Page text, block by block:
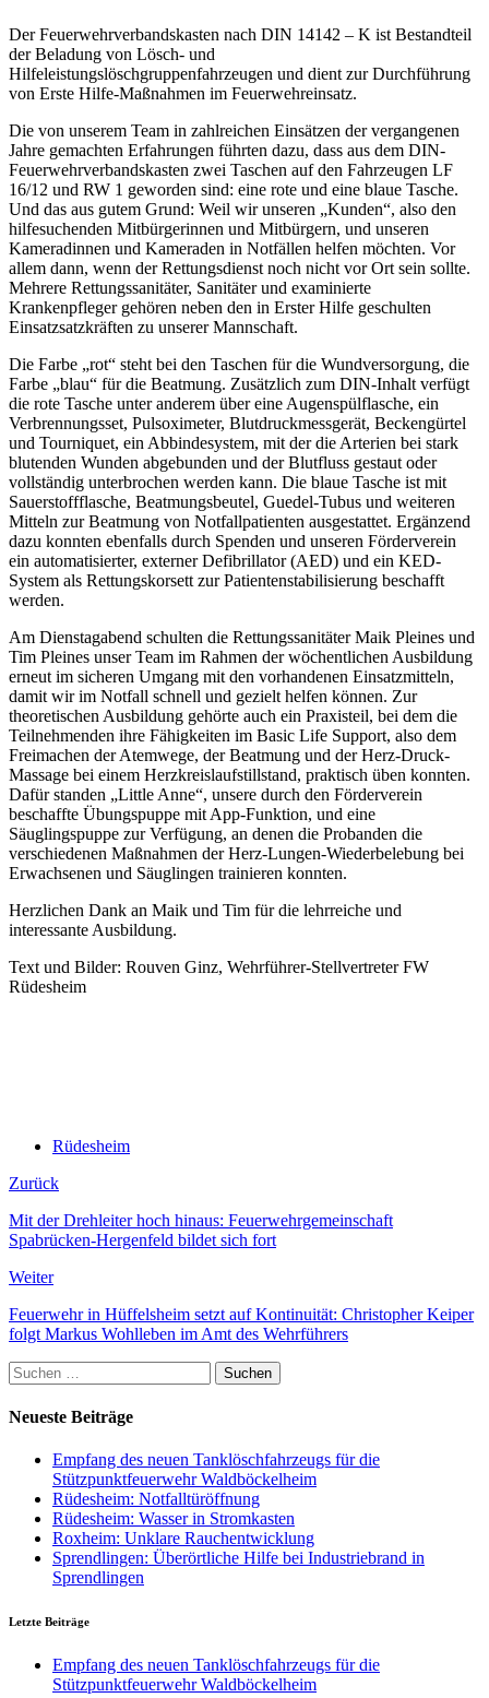
Der Feuerwehrverbandskasten nach DIN 14142 – K ist Bestandteil
der Beladung von Lösch- und
Hilfeleistungslöschgruppenfahrzeugen und dient zur Durchführung
von Erste Hilfe-Maßnahmen im Feuerwehreinsatz.
Die von unserem Team in zahlreichen Einsätzen der vergangenen
Jahre gemachten Erfahrungen führten dazu, dass aus dem DIN-
Feuerwehrverbandskasten zwei Taschen auf den Fahrzeugen LF
16/12 und RW 1 geworden sind: eine rote und eine blaue Tasche.
Und das aus gutem Grund: Weil wir unseren „Kunden“, also den
hilfesuchenden Mitbürgerinnen und Mitbürgern, und unseren
Kameradinnen und Kameraden in Notfällen helfen möchten. Vor
allem dann, wenn der Rettungsdienst noch nicht vor Ort sein sollte.
Mehrere Rettungssanitäter, Sanitäter und examinierte
Krankenpfleger gehören neben den in Erster Hilfe geschulten
Einsatzsatzkräften zu unserer Mannschaft.
Die Farbe „rot“ steht bei den Taschen für die Wundversorgung, die
Farbe „blau“ für die Beatmung. Zusätzlich zum DIN-Inhalt verfügt
die rote Tasche unter anderem über eine Augenspülflasche, ein
Verbrennungsset, Pulsoximeter, Blutdruckmessgerät, Beckengürtel
und Tourniquet, ein Abbindesystem, mit der die Arterien bei stark
blutenden Wunden abgebunden und der Blutfluss gestaut oder
vollständig unterbrochen werden kann. Die blaue Tasche ist mit
Sauerstoffflasche, Beatmungsbeutel, Guedel-Tubus und weiteren
Mitteln zur Beatmung von Notfallpatienten ausgestattet. Ergänzend
dazu konnten ebenfalls durch Spenden und unseren Förderverein
ein automatisierter, externer Defibrillator (AED) und ein KED-
System als Rettungskorsett zur Patientenstabilisierung beschafft
werden.
Am Dienstagabend schulten die Rettungssanitäter Maik Pleines und
Tim Pleines unser Team im Rahmen der wöchentlichen Ausbildung
erneut im sicheren Umgang mit den vorhandenen Einsatzmitteln,
damit wir im Notfall schnell und gezielt helfen können. Zur
theoretischen Ausbildung gehörte auch ein Praxisteil, bei dem die
Teilnehmenden ihre Fähigkeiten im Basic Life Support, also dem
Freimachen der Atemwege, der Beatmung und der Herz-Druck-
Massage bei einem Herzkreislaufstillstand, praktisch üben konnten.
Dafür standen „Little Anne“, unsere durch den Förderverein
beschaffte Übungspuppe mit App-Funktion, und eine
Säuglingspuppe zur Verfügung, an denen die Probanden die
verschiedenen Maßnahmen der Herz-Lungen-Wiederbelebung bei
Erwachsenen und Säuglingen trainieren konnten.
Herzlichen Dank an Maik und Tim für die lehrreiche und
interessante Ausbildung.
Text und Bilder: Rouven Ginz, Wehrführer-Stellvertreter FW
Rüdesheim
Rüdesheim
Zurück
Mit der Drehleiter hoch hinaus: Feuerwehrgemeinschaft
Spabrücken-Hergenfeld bildet sich fort
Weiter
Feuerwehr in Hüffelsheim setzt auf Kontinuität: Christopher Keiper
folgt Markus Wohlleben im Amt des Wehrführers
Suchen
nach:
Neueste Beiträge
Empfang des neuen Tanklöschfahrzeugs für die
Stützpunktfeuerwehr Waldböckelheim
Rüdesheim: Notfalltüröffnung
Rüdesheim: Wasser in Stromkasten
Roxheim: Unklare Rauchentwicklung
Sprendlingen: Überörtliche Hilfe bei Industriebrand in
Sprendlingen
Letzte Beiträge
Empfang des neuen Tanklöschfahrzeugs für die
Stützpunktfeuerwehr Waldböckelheim